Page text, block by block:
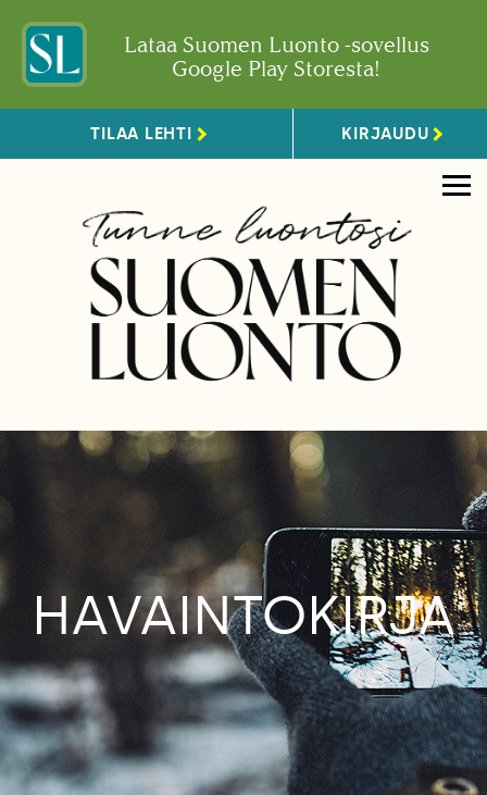
Lataa Suomen Luonto -sovellus
Google Play Storesta!
TILAA LEHTI KIRJAUDU
HAVAINTOKIRJA